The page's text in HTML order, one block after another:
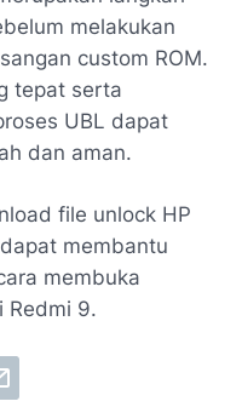
melakukan
custom ROM.
tepat serta
UBL dapat
dan aman.
file unlock HP
membantu
membuka
Redmi 9.